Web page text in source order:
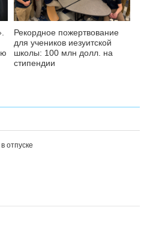
Рекордное пожертвование
для учеников иезуитской
школы: 100 млн долл. на
стипендии
отпуске